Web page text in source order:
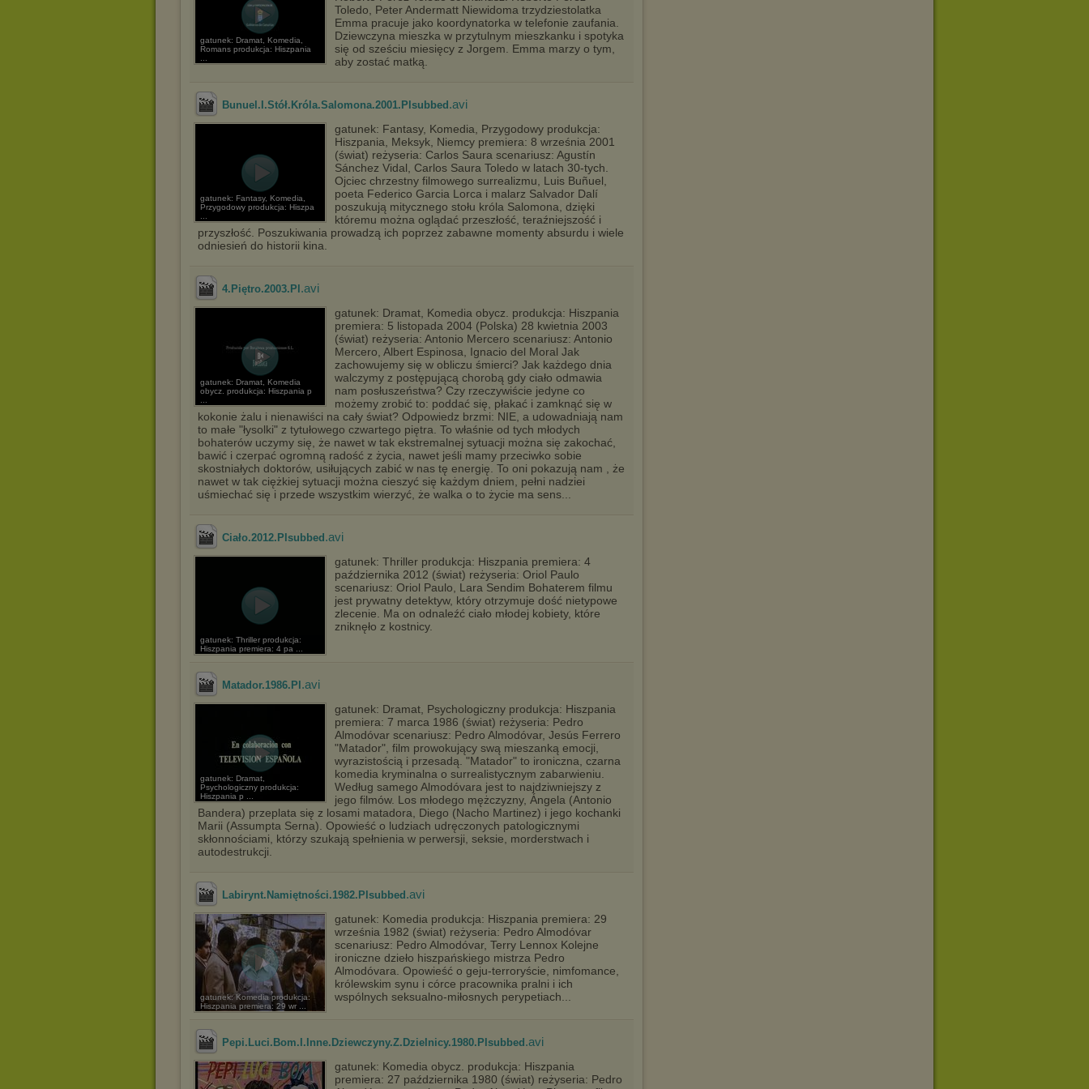
sposób uniemożliwiający przechowywanie plików cookies na
urządzeniu końcowym. Można również usunąć pliki cookies,
dokonując odpowiednich zmian w ustawieniach przeglądarki
internetowej.
Pełną informację na ten temat znajdziesz pod adresem
gatunek: Dramat, Komedia,
Romans produkcja: Hiszpania
Toledo, Peter Andermatt Niewidoma trzydziestolatka
Emma pracuje jako koordynatorka w telefonie zaufania.
Dziewczyna mieszka w przytulnym mieszkanku i spotyka
się od sześciu miesięcy z Jorgem. Emma marzy o tym,
aby zostać matką.
Bunuel.I.Stół.Króla.Salomona.2001.Plsubbed .avi
gatunek: Fantasy, Komedia,
Przygodowy produkcja: Hiszpa
gatunek: Fantasy, Komedia, Przygodowy produkcja:
Hiszpania, Meksyk, Niemcy premiera: 8 września 2001
(świat) reżyseria: Carlos Saura scenariusz: Agustín
Sánchez Vidal, Carlos Saura Toledo w latach 30-tych.
Ojciec chrzestny filmowego surrealizmu, Luis Buñuel,
poeta Federico Garcia Lorca i malarz Salvador Dalí
poszukują mitycznego stołu króla Salomona, dzięki
któremu można oglądać przeszłość, teraźniejszość i
przyszłość. Poszukiwania prowadzą ich poprzez zabawne momenty absurdu i wiele
odniesień do historii kina.
4.Piętro.2003.Pl .avi
gatunek: Dramat, Komedia
obycz. produkcja: Hiszpania p
gatunek: Dramat, Komedia obycz. produkcja: Hiszpania
premiera: 5 listopada 2004 (Polska) 28 kwietnia 2003
(świat) reżyseria: Antonio Mercero scenariusz: Antonio
Mercero, Albert Espinosa, Ignacio del Moral Jak
zachowujemy się w obliczu śmierci? Jak każdego dnia
walczymy z postępującą chorobą gdy ciało odmawia
nam posłuszeństwa? Czy rzeczywiście jedyne co
możemy zrobić to: poddać się, płakać i zamknąć się w
kokonie żalu i nienawiści na cały świat? Odpowiedz brzmi: NIE, a udowadniają nam
to małe "łysolki" z tytułowego czwartego piętra. To właśnie od tych młodych
bohaterów uczymy się, że nawet w tak ekstremalnej sytuacji można się zakochać,
bawić i czerpać ogromną radość z życia, nawet jeśli mamy przeciwko sobie
skostniałych doktorów, usiłujących zabić w nas tę energię. To oni pokazują nam , że
nawet w tak ciężkiej sytuacji można cieszyć się każdym dniem, pełni nadziei
uśmiechać się i przede wszystkim wierzyć, że walka o to życie ma sens...
Ciało.2012.Plsubbed .avi
gatunek: Thriller produkcja:
Hiszpania premiera: 4 pa ...
gatunek: Thriller produkcja: Hiszpania premiera: 4
października 2012 (świat) reżyseria: Oriol Paulo
scenariusz: Oriol Paulo, Lara Sendim Bohaterem filmu
jest prywatny detektyw, który otrzymuje dość nietypowe
zlecenie. Ma on odnaleźć ciało młodej kobiety, które
zniknęło z kostnicy.
Matador.1986.Pl .avi
gatunek: Dramat,
Psychologiczny produkcja:
Hiszpania p ...
gatunek: Dramat, Psychologiczny produkcja: Hiszpania
premiera: 7 marca 1986 (świat) reżyseria: Pedro
Almodóvar scenariusz: Pedro Almodóvar, Jesús Ferrero
"Matador", film prowokujący swą mieszanką emocji,
wyrazistością i przesadą. "Matador" to ironiczna, czarna
komedia kryminalna o surrealistycznym zabarwieniu.
Według samego Almodóvara jest to najdziwniejszy z
jego filmów. Los młodego mężczyzny, Ángela (Antonio
Bandera) przeplata się z losami matadora, Diego (Nacho Martinez) i jego kochanki
Marii (Assumpta Serna). Opowieść o ludziach udręczonych patologicznymi
skłonnościami, którzy szukają spełnienia w perwersji, seksie, morderstwach i
autodestrukcji.
Labirynt.Namiętności.1982.Plsubbed .avi
gatunek: Komedia produkcja:
Hiszpania premiera: 29 wr ...
gatunek: Komedia produkcja: Hiszpania premiera: 29
września 1982 (świat) reżyseria: Pedro Almodóvar
scenariusz: Pedro Almodóvar, Terry Lennox Kolejne
ironiczne dzieło hiszpańskiego mistrza Pedro
Almodóvara. Opowieść o geju-terroryście, nimfomance,
królewskim synu i córce pracownika pralni i ich
wspólnych seksualno-miłosnych perypetiach...
Pepi.Luci.Bom.I.Inne.Dziewczyny.Z.Dzielnicy.1980.Plsubbed .avi
gatunek: Komedia obycz. produkcja: Hiszpania
premiera: 27 października 1980 (świat) reżyseria: Pedro